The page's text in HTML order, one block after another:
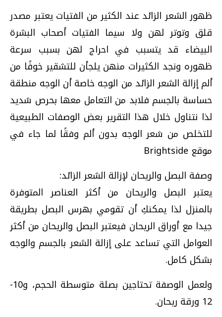
ظهور الشعر الزائد عند الكثير من الفتيات يعتبر مصدر
قلق وتوتر لهن ولا سيما الفتيات أصحاب البشرة
البيضاء قد يتسبب في احراج لهن بسبب سرعة
ظهوره ونجد الكثيرات منهن يلجأن للتشقير خوفًا من
ألم إزالة الشعر الزائد من الوجه خاصة أن الوجه منطقة
حساسة بالجسم فلابد من التعامل معها بحرص شديد
لذا نتناول خلال هذا التقرير بعض الوصفات الطبيعية
للتخلص من شعر الوجه بدون ألم وفقًا لما جاء في
موقع Brightside
وصفة البصل والريحان لإزالة الشعر الزائد:
يعتبر البصل والريحان من أكثر العناصر المتوفرة
بالمنزل لذا يمكنكِ أن تقومي بهرس البصل بطريقة
جيدا مع أوراق الريحان فيعتبر البصل والريحان من أكثر
العوامل التي تساعد على إزالة الشعر بالجسم والوجه
بشكل كامل.
ولعمل الوصفة تحتاجين بصلة متوسطة الحجم، و10-
12 ورقة ريحان.